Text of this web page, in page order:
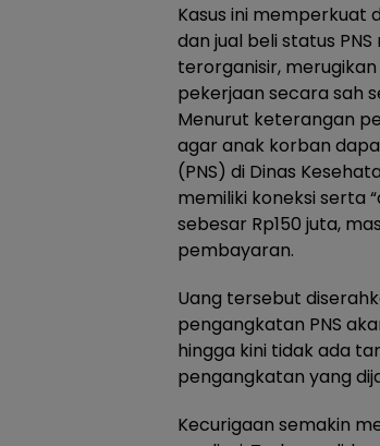
Kasus ini memperkuat
dan jual beli status
terorganisir,
pekerjaan secara sah
Menurut keterangan
agar anak korban
(PNS) di Dinas
memiliki koneksi serta
sebesar Rp150 juta,
pembayaran.
Uang tersebut
pengangkatan PNS
hingga kini tidak ada
pengangkatan yang
Kecurigaan semakin